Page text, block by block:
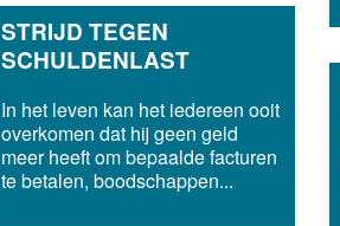
STRIJD TEGEN
SCHULDENLAST
In het leven kan het iedereen ooit
overkomen dat hij geen geld
meer heeft om bepaalde facturen
te betalen, boodschappen...